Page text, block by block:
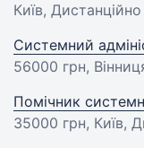
Київ, Дистанційно
Системний
56000 грн,
Помічник
35000 грн, Київ,